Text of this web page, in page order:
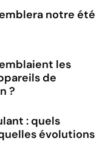
notre été
les
de
?
: quels
évolutions